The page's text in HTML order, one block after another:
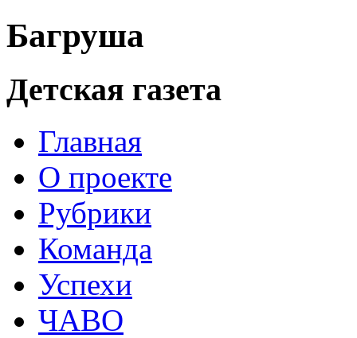
Багруша
Детская газета
Главная
О проекте
Рубрики
Команда
Успехи
ЧАВО